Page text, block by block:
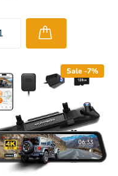
Sale -7%